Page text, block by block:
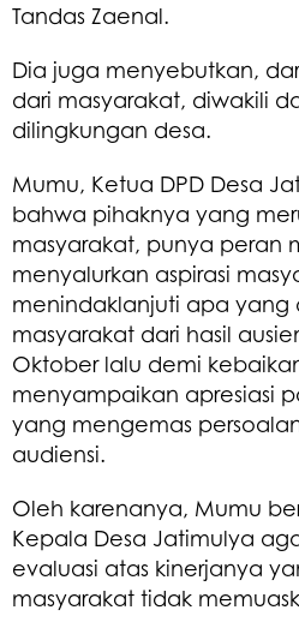
Tandas Zaenal.
Dia juga menyebutkan,
dari masyarakat, diwakili
dilingkungan desa.
Mumu, Ketua DPD Desa
bahwa pihaknya yang
masyarakat, punya peran
menyalurkan aspirasi
menindaklanjuti apa yang
masyarakat dari hasil
Oktober lalu demi
menyampaikan apresiasi
yang mengemas
audiensi.
Oleh karenanya, Mumu
Kepala Desa Jatimulya
evaluasi atas kinerjanya
masyarakat tidak